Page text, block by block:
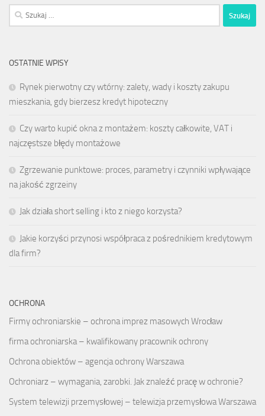
Szukaj:
OSTATNIE WPISY
Rynek pierwotny czy wtórny: zalety, wady i koszty zakupu
mieszkania, gdy bierzesz kredyt hipoteczny
Czy warto kupić okna z montażem: koszty całkowite, VAT i
najczęstsze błędy montażowe
Zgrzewanie punktowe: proces, parametry i czynniki wpływające
na jakość zgrzeiny
Jak działa short selling i kto z niego korzysta?
Jakie korzyści przynosi współpraca z pośrednikiem kredytowym
dla firm?
OCHRONA
Firmy ochroniarskie – ochrona imprez masowych Wrocław
firma ochroniarska – kwalifikowany pracownik ochrony
Ochrona obiektów – agencja ochrony Warszawa
Ochroniarz – wymagania, zarobki. Jak znaleźć pracę w ochronie?
System telewizji przemysłowej – telewizja przemysłowa Warszawa